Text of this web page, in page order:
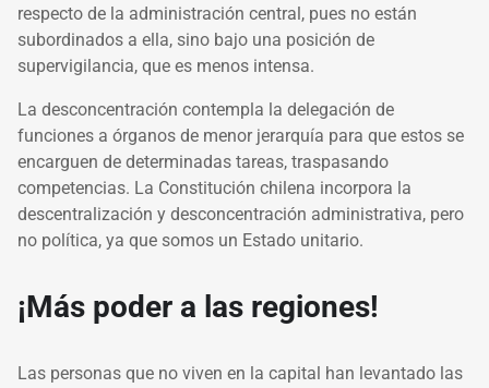
respecto de la administración central, pues no están
subordinados a ella, sino bajo una posición de
supervigilancia, que es menos intensa.
La desconcentración contempla la delegación de
funciones a órganos de menor jerarquía para que estos se
encarguen de determinadas tareas, traspasando
competencias. La Constitución chilena incorpora la
descentralización y desconcentración administrativa, pero
no política, ya que somos un Estado unitario.
¡Más poder a las regiones!
Las personas que no viven en la capital han levantado las